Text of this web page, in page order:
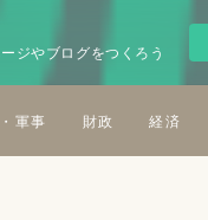
ジやブログをつくろう
軍事 財政 経済